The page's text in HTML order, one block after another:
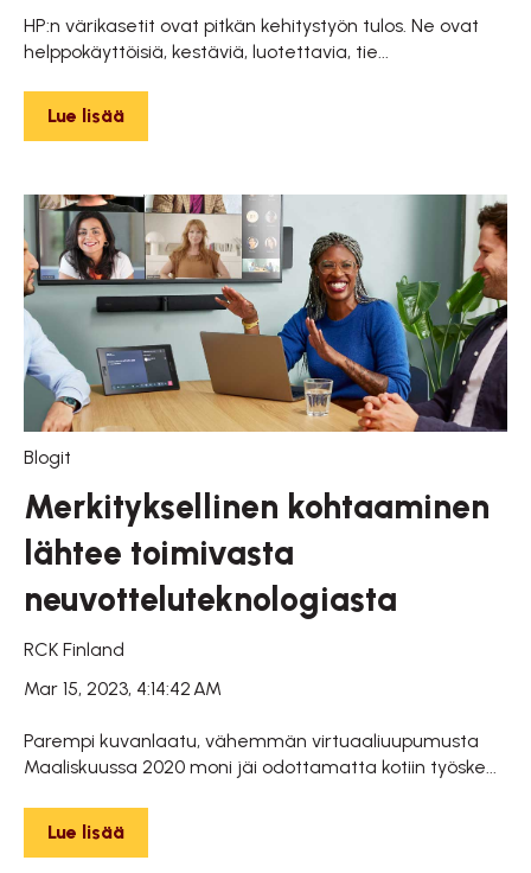
HP:n värikasetit ovat pitkän kehitystyön tulos. Ne ovat
helppokäyttöisiä, kestäviä, luotettavia, tie...
Lue lisää
Blogit
Merkityksellinen kohtaaminen
lähtee toimivasta
neuvotteluteknologiasta
RCK Finland
Mar 15, 2023, 4:14:42 AM
Parempi kuvanlaatu, vähemmän virtuaaliuupumusta
Maaliskuussa 2020 moni jäi odottamatta kotiin työske...
Lue lisää